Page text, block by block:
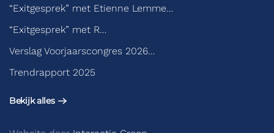
“Exitgesprek” met Etienne Lemme…
“Exitgesprek” met R…
Verslag Voorjaarscongres 2026…
Trendrapport 2025
Bekijk alles